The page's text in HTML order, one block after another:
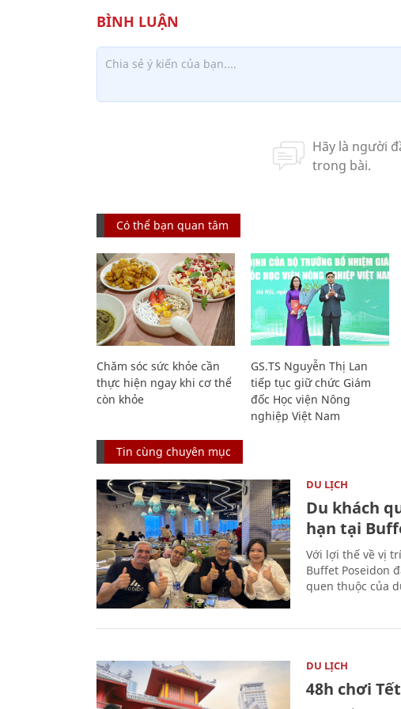
Có thể bạn quan tâm
Chăm sóc sức khỏe cần
thực hiện ngay khi cơ thể
còn khỏe
GS.TS Nguyễn Thị Lan
tiếp tục giữ chức Giám
đốc Học viện Nông
nghiệp Việt Nam
Tin cùng chuyên mục
DU LỊCH
Du khách
hạn tại
Với lợi thế về vị
Buffet Poseidon
quen thuộc của
DU LỊCH
48h chơi